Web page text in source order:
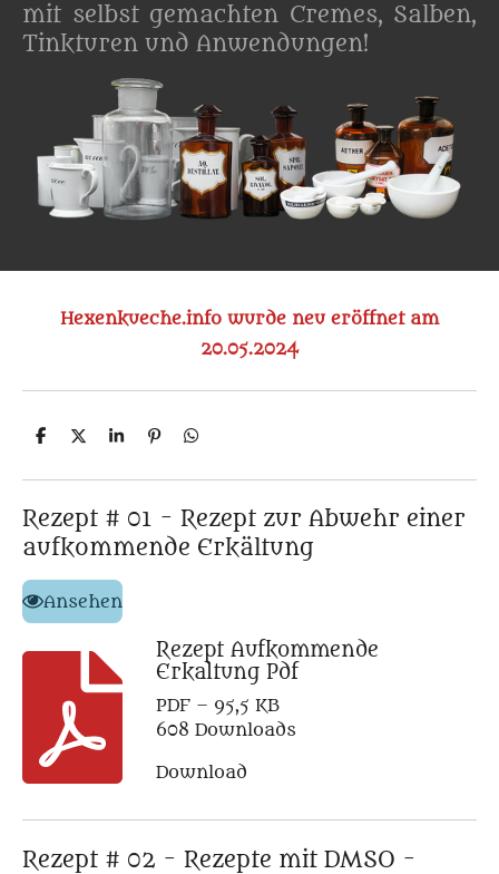
mit selbst gemachten Cremes, Salben,
Tinkturen und Anwendungen!
Hexenkueche.info wurde neu eröffnet am
20.05.2024
T
i
e
n
T
i
e
n
T
i
e
n
P
n
T
i
e
n
Rezept # 01 - Rezept zur Abwehr einer
aufkommende Erkältung
Ansehen
Rezept Aufkommende
Erkaltung Pdf
PDF – 95,5 KB
608 Downloads
Download
Rezept # 02 - Rezepte mit DMSO -